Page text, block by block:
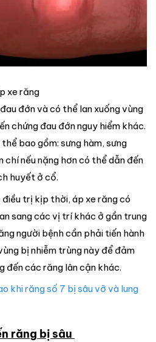
xe răng
đớn và có thể lan xuống vùng
chứng đau đớn nguy hiểm khác.
bao gồm: sưng hàm, sưng
nếu nặng hơn có thể dẫn đến
huyết ở cổ.
trị kịp thời, áp xe răng có
sang các vị trí khác ở gần trung
người bệnh cần phải tiến hành
bị nhiễm trùng này để đảm
đến các răng lân cận khác.
khi răng số 7 bị sâu vỡ và lung
răng bị sâu